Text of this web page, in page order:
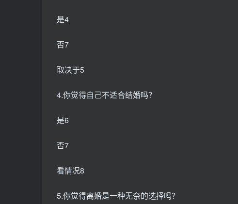
是4
否7
取决于5
4.你觉得自己不适合结婚吗？
是6
否7
看情况8
5.你觉得离婚是一种无奈的选择吗？